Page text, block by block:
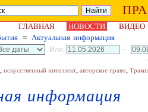
ГЛАВНАЯ НОВОСТИ
ВИДЕО
≈ Актуальная информация
Или:
–
, искусственный интеллект, авторское право, Трамп
информация